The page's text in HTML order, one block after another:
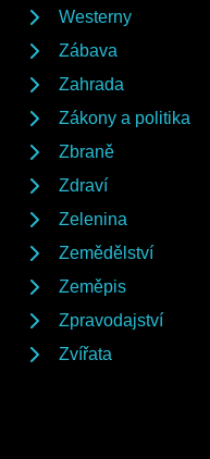
Westerny
Zábava
Zahrada
Zákony a politika
Zbraně
Zdraví
Zelenina
Zemědělství
Zeměpis
Zpravodajství
Zvířata